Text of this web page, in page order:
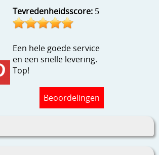
Tevredenheidsscore: 5
Een hele goede service
en een snelle levering.
Top!
Beoordelingen